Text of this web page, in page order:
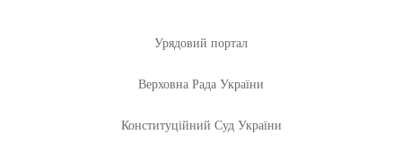
Урядовий портал
Верховна Рада України
Конституційний Суд України